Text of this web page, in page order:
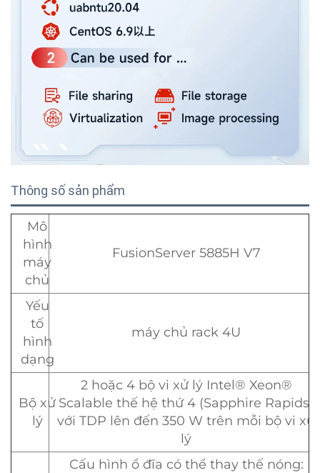
Thông số sản phẩm
Mô
hình
máy
chủ
FusionServer 5885H V7
Yếu
tố
hình
dạng
máy chủ rack 4U
Bộ xử
lý
2 hoặc 4 bộ vi xử lý Intel® Xeon®
Scalable thế hệ thứ 4 (Sapphire Rapids)
với TDP lên đến 350 W trên mỗi bộ vi xử
lý
Cấu hình ổ đĩa có thể thay thế nóng: